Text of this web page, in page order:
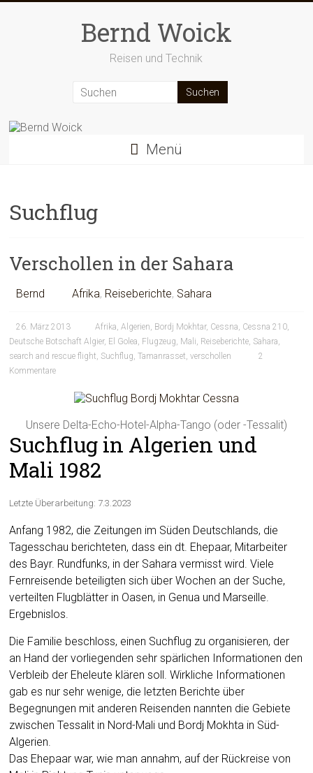
Bernd Woick
Reisen und Technik
Menü
Suchflug
Verschollen in der Sahara
Bernd Afrika, Reiseberichte, Sahara
26. März 2013 Afrika,Algerien, Bordj Mokhtar, Cessna, Cessna 210,
Deutsche Botschaft Algier, El Golea, Flugzeug, Mali, Reiseberichte, Sahara,
search and rescue flight, Suchflug,Tamanrasset,verschollen
2
Kommentare
Unsere Delta-Echo-Hotel-Alpha-Tango (oder -Tessalit)
Suchflug in Algerien und
Mali 1982
Letzte Überarbeitung: 7.3.2023
Anfang 1982, die Zeitungen im Süden Deutschlands, die
Tagesschau berichteten, dass ein dt. Ehepaar, Mitarbeiter
des Bayr. Rundfunks, in der Sahara vermisst wird. Viele
Fernreisende beteiligten sich über Wochen an der Suche,
verteilten Flugblätter in Oasen, in Genua und Marseille.
Ergebnislos.
Die Familie beschloss, einen Suchflug zu organisieren, der
an Hand der vorliegenden sehr spärlichen Informationen den
Verbleib der Eheleute klären soll. Wirkliche Informationen
gab es nur sehr wenige, die letzten Berichte über
Begegnungen mit anderen Reisenden nannten die Gebiete
zwischen Tessalit in Nord-Mali und Bordj Mokhta in Süd-
Algerien.
Das Ehepaar war, wie man annahm, auf der Rückreise von